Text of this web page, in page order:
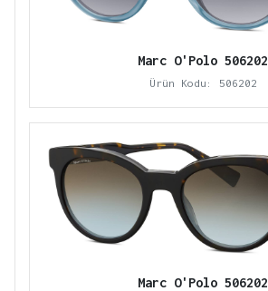
Marc O'Polo 506202
Ürün Kodu: 506202
Marc O'Polo 506202